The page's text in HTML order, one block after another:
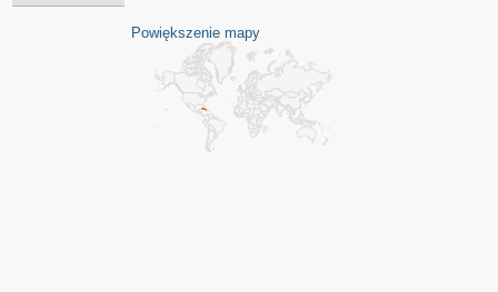
Powiększenie mapy